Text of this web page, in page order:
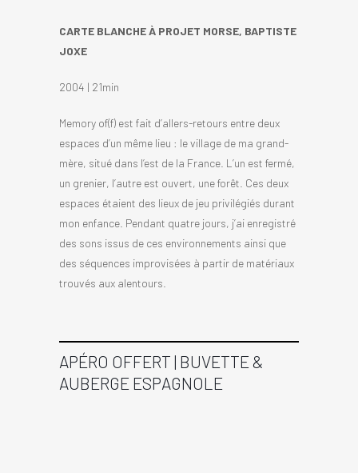
CARTE BLANCHE À PROJET MORSE, BAPTISTE
JOXE
2004 | 21min
Memory of(f) est fait d’allers-retours entre deux
espaces d’un même lieu : le village de ma grand-
mère, situé dans l’est de la France. L’un est fermé,
un grenier, l’autre est ouvert, une forêt. Ces deux
espaces étaient des lieux de jeu privilégiés durant
mon enfance. Pendant quatre jours, j’ai enregistré
des sons issus de ces environnements ainsi que
des séquences improvisées à partir de matériaux
trouvés aux alentours.
APÉRO OFFERT | BUVETTE &
AUBERGE ESPAGNOLE